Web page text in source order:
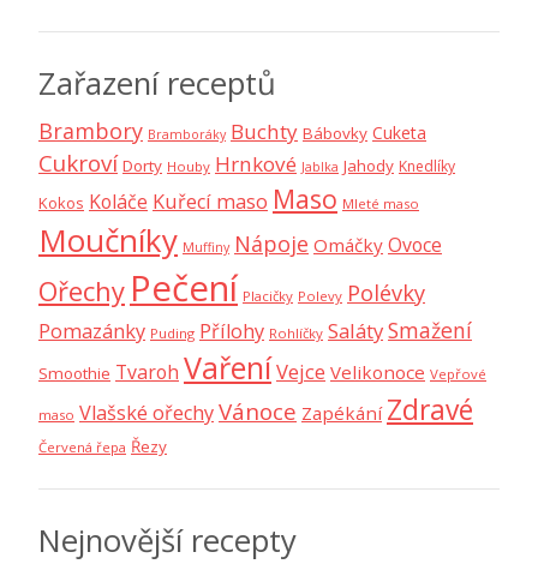
Zařazení receptů
Brambory Bramboráky Buchty Bábovky Cuketa
Cukroví Dorty Houby Hrnkové Jablka Jahody Knedlíky
Kokos Koláče Kuřecí maso Maso Mleté maso
Moučníky Muffiny Nápoje Omáčky Ovoce
Ořechy Pečení Placičky Polevy Polévky
Pomazánky Puding Přílohy Rohlíčky SalátySmažení
Smoothie Tvaroh VařeníVejce Velikonoce Vepřové
maso Vlašské ořechyVánoce Zapékání Zdravé
Červená řepa Řezy
Nejnovější recepty